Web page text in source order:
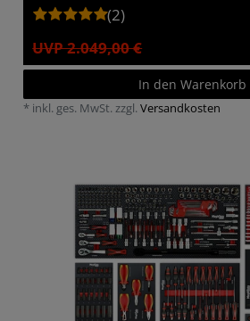
(2)
UVP 2.049,00 €
In den Warenkorb
* inkl. ges. MwSt. zzgl.Versandkosten